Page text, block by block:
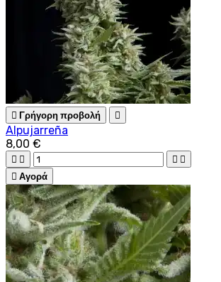
 Γρήγορη προβολή 
Alpujarreña
8,00 €
   
 Αγορά